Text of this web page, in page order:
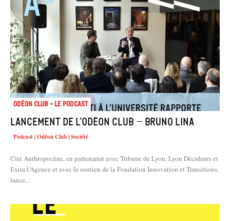
Odéon Club - Le Podcast
Lancement de l’Odéon Club – Bruno Lina
Podcast | Odéon Club | Société
Cité Anthropocène, en partenariat avec Tribune de Lyon, Lyon Décideurs et
Extra l’Agence et avec le soutien de la Fondation Innovation et Transitions,
lance...